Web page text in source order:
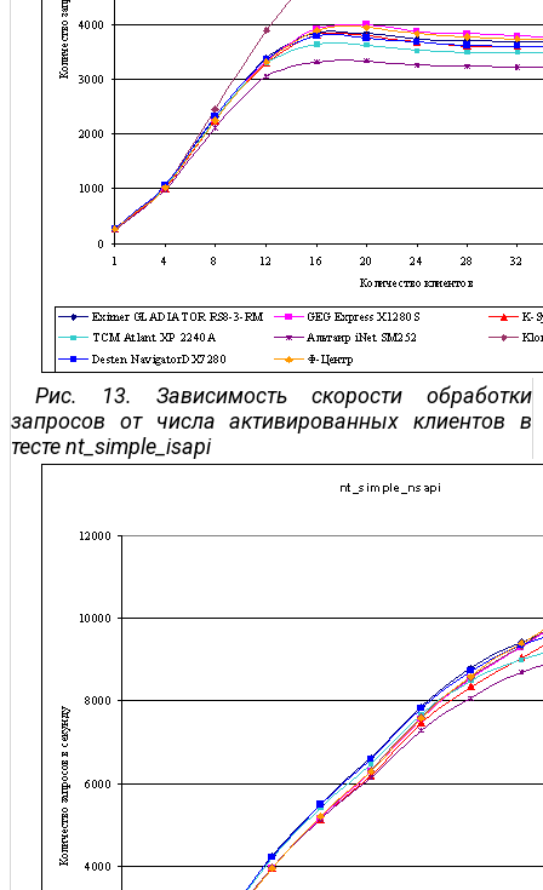
Рис. 13. Зависимость скорости обработки
запросов от числа активированных клиентов в
тесте nt_simple_isapi